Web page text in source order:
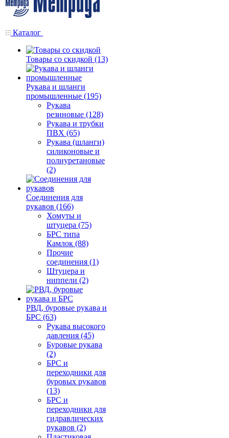
Каталог
Товары со скидкой (13)
Рукава и шланги
промышленные (195)
Рукава
резиновые (128)
Рукава и трубки
ПВХ (65)
Рукава (шланги)
силиконовые и
полиуретановые
(2)
Соединения для
рукавов (166)
Хомуты и
штуцера (75)
БРС типа
Камлок (88)
Прочие
соединения (1)
Штуцера и
ниппели (2)
РВД, буровые рукава и
БРС (63)
Рукава высокого
давления (45)
Буровые рукава
(2)
БРС и
переходники для
буровых рукавов
(13)
БРС и
переходники для
гидравлических
рукавов (2)